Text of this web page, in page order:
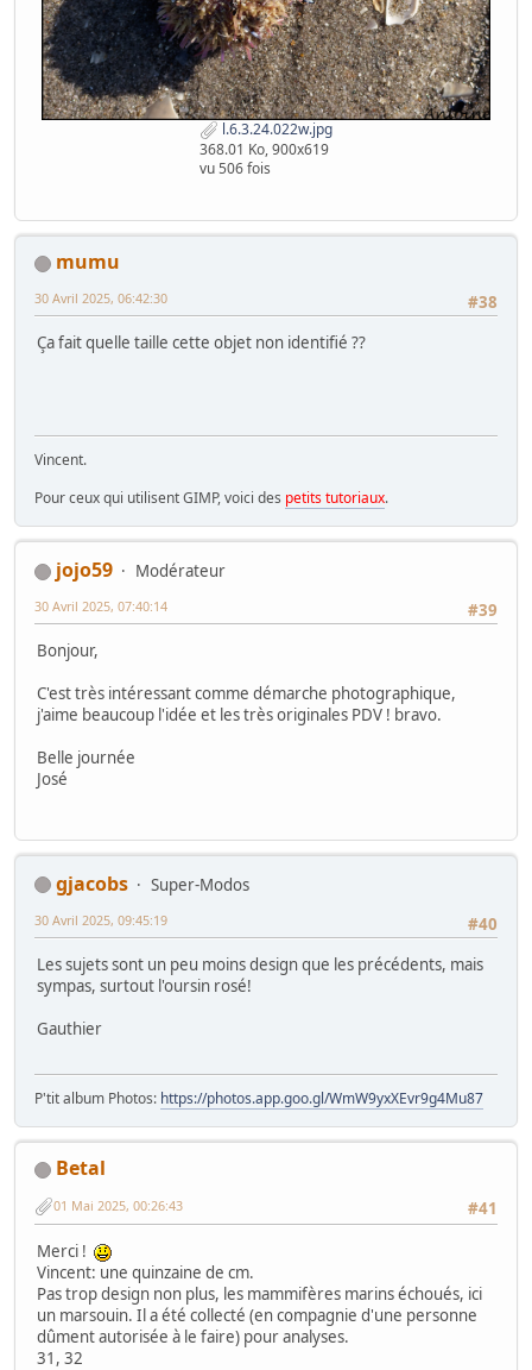
l.6.3.24.022w.jpg
368.01 Ko, 900x619
vu 506 fois
mumu
#38
30 Avril 2025, 06:42:30
Ça fait quelle taille cette objet non identifié ??
Vincent.
Pour ceux qui utilisent GIMP, voici des petits tutoriaux.
jojo59
Modérateur
#39
30 Avril 2025, 07:40:14
Bonjour,
C'est très intéressant comme démarche photographique,
j'aime beaucoup l'idée et les très originales PDV ! bravo.
Belle journée
José
gjacobs
Super-Modos
#40
30 Avril 2025, 09:45:19
Les sujets sont un peu moins design que les précédents, mais
sympas, surtout l'oursin rosé!
Gauthier
P'tit album Photos: https://photos.app.goo.gl/WmW9yxXEvr9g4Mu87
Betal
#41
01 Mai 2025, 00:26:43
Merci !
Vincent: une quinzaine de cm.
Pas trop design non plus, les mammifères marins échoués, ici
un marsouin. Il a été collecté (en compagnie d'une personne
dûment autorisée à le faire) pour analyses.
31, 32